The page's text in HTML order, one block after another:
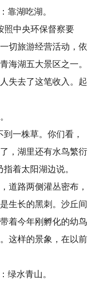
湖吃湖。
中央环保督察要
切旅游经营活动，依
海湖五大景区之一。
失去了这笔收入。起
一株草。你们看，
，湖里还有水鸟繁衍
着太阳湖边说。
路两侧灌丛密布，
生长的黑刺。沙丘间
着今年刚孵化的幼鸟
这样的景象，在以前
水青山。